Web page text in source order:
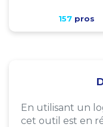
157pros
En utilisant un
cet outil est en